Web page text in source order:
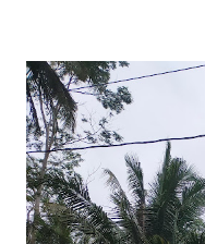
umumnya memahami
dewasa. Pengertian ini
kebenaran. Dalam
adalah kondisi di mana
dewasa secara biologis.
kedewasaan secara